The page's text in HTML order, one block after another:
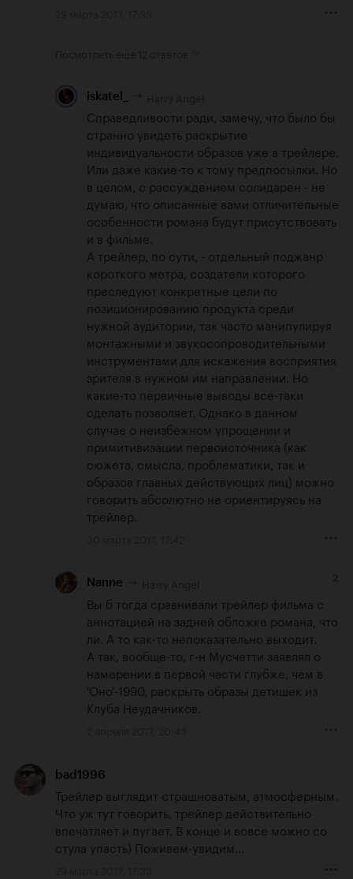
iskatel_
Справедливости ради, замечу, что было бы
странно увидеть раскрытие
индивидуальности образов уже в трейлере.
Или даже какие-то к тому предпосылки. Но
в целом, с рассуждением солидарен - не
думаю, что описанные вами отличительные
особенности романа будут присутствовать
и в фильме.
А трейлер, по сути, - отдельный поджанр
короткого метра, создатели которого
преследуют конкретные цели по
позиционированию продукта среди
нужной аудитории, так часто манипулируя
монтажными и звукосопроводительными
инструментами для искажения восприятия
зрителя в нужном им направлении. Но
какие-то первичные выводы все-таки
сделать позволяет. Однако в данном
случае о неизбежном упрощении и
примитивизации первоисточника (как
сюжета, смысла, проблематики, так и
образов главных действующих лиц) можно
говорить абсолютно не ориентируясь на
трейлер.
Nanne 2
Вы б тогда сравнивали трейлер фильма с
аннотацией на задней обложке романа, что
ли. А то как-то непоказательно выходит.
А так, вообще-то, г-н Мусчетти заявлял о
намерении в первой части глубже, чем в
'Оно'-1990, раскрыть образы детишек из
Клуба Неудачников.
bad1996
Трейлер выглядит страшноватым, атмосферным.
Что уж тут говорить, трейлер действительно
впечатляет и пугает. В конце и вовсе можно со
стула упасть) Поживем-увидим...